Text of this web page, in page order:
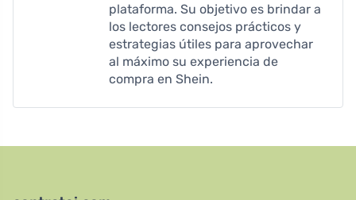
plataforma. Su objetivo es brindar a
los lectores consejos prácticos y
estrategias útiles para aprovechar
al máximo su experiencia de
compra en Shein.